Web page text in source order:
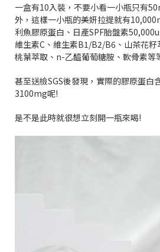
一盒有10入裝，不要小看一小瓶只有
外，這樣一小瓶的美妍拉提就有
利魚膠原蛋白、日產SPF胎盤素
維生素C 、維生素B1/B2/B6 、山茶花
桃葉萃取、 n-乙醯葡萄糖胺、軟骨素等
甚至送檢SGS後發現，實際的膠原蛋白
3100mg呢!
是不是此時就很想立刻開一瓶來喝!